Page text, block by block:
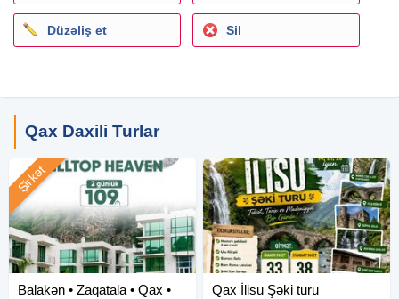
Gəzintilər
Kollektiv fotosessiya
Xan sarayı ( 2 azn)
Karvansaray
Tacirlər küçəsi
Şirniyyat evi
Qax
Mamirli Şəlaləsi
Düzəliş et Sil
Qax Daxili Turlar
Balakən • Zaqatala • Qax •
Şirkət
Qax İlisu Şəki turu